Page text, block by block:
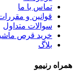
تماس با ما
قوانین و
سوالات متداول
خرید قرص
بلاگ
همراه رنیمو